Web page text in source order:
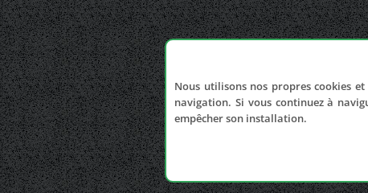
Nous utilisons nos propres cookies
navigation. Si vous continuez à
empêcher son installation.